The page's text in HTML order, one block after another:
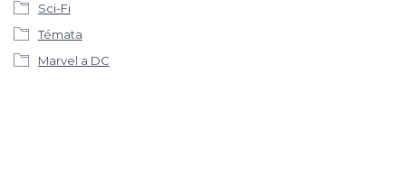
Sci-Fi
Témata
Marvel a DC